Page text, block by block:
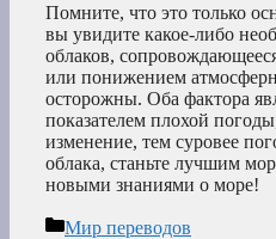
Помните, что это только
вы увидите какое-либо
облаков,
или понижением
осторожны. Оба фактора
показателем плохой
изменение, тем суровее
облака, станьте лучшим
новыми знаниями о море!
Рубрики
Мир переводов